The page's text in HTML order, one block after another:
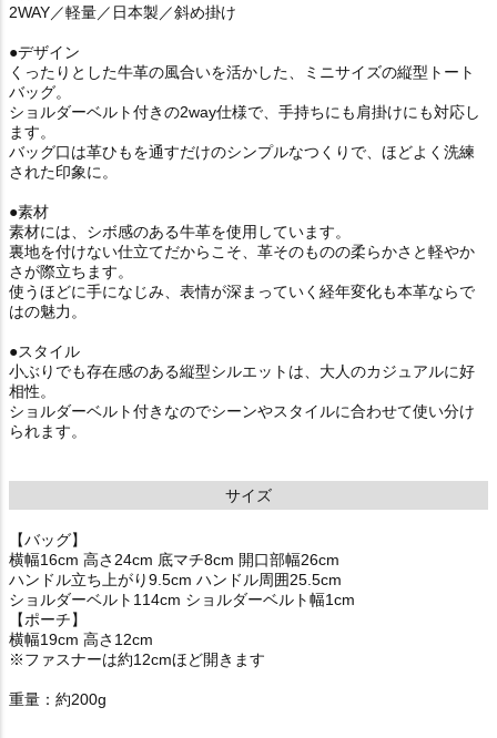
2WAY／軽量／日本製／斜め掛け
●デザイン
くったりとした牛革の風合いを活かした、ミニサイズの縦型トート
バッグ。
ショルダーベルト付きの2way仕様で、手持ちにも肩掛けにも対応し
ます。
バッグ口は革ひもを通すだけのシンプルなつくりで、ほどよく洗練
された印象に。
●素材
素材には、シボ感のある牛革を使用しています。
裏地を付けない仕立てだからこそ、革そのものの柔らかさと軽やか
さが際立ちます。
使うほどに手になじみ、表情が深まっていく経年変化も本革ならで
はの魅力。
●スタイル
小ぶりでも存在感のある縦型シルエットは、大人のカジュアルに好
相性。
ショルダーベルト付きなのでシーンやスタイルに合わせて使い分け
られます。
サイズ
【バッグ】
横幅16cm 高さ24cm 底マチ8cm 開口部幅26cm
ハンドル立ち上がり9.5cm ハンドル周囲25.5cm
ショルダーベルト114cm ショルダーベルト幅1cm
【ポーチ】
横幅19cm 高さ12cm
※ファスナーは約12cmほど開きます
重量：約200g